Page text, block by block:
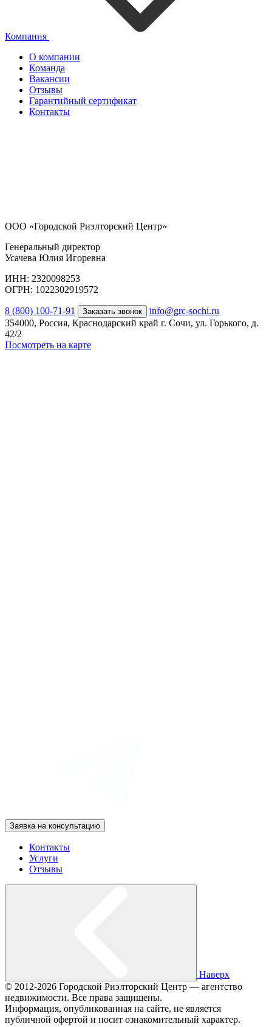
Компания
О компании
Команда
Вакансии
Отзывы
Гарантийный сертификат
Контакты
ООО «Городской Риэлторский Центр»
Генеральный директор
Усачева Юлия Игоревна
ИНН: 2320098253
ОГРН: 1022302919572
8 (800) 100-71-91 Заказать звонок
info@grc-sochi.ru
354000, Россия, Краснодарский край г. Сочи, ул. Горького, д.
42/2
Посмотреть на карте
Заявка на консультацию
Контакты
Услуги
Отзывы
Наверх
© 2012-2026 Городской Риэлторский Центр — агентство
недвижимости. Все права защищены.
Информация, опубликованная на сайте, не является
публичной офертой и носит ознакомительный характер.